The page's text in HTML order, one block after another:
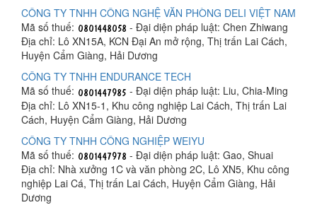
CÔNG TY TNHH CÔNG NGHỆ VĂN PHÒNG DELI VIỆT NAM
Mã số thuế:
- Đại diện pháp luật: Chen Zhiwang
Địa chỉ: Lô XN15A, KCN Đại An mở rộng, Thị trấn Lai Cách,
Huyện Cẩm Giàng, Hải Dương
CÔNG TY TNHH ENDURANCE TECH
Mã số thuế:
- Đại diện pháp luật: Liu, Chia-Ming
Địa chỉ: Lô XN15-1, Khu công nghiệp Lai Cách, Thị trấn Lai
Cách, Huyện Cẩm Giàng, Hải Dương
CÔNG TY TNHH CÔNG NGHIỆP WEIYU
Mã số thuế:
- Đại diện pháp luật: Gao, Shuai
Địa chỉ: Nhà xưởng 1C và văn phòng 2C, Lô XN5, Khu công
nghiệp Lai Cá, Thị trấn Lai Cách, Huyện Cẩm Giàng, Hải
Dương